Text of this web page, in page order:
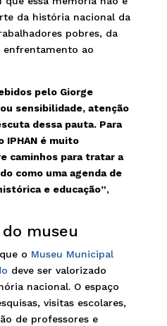
da história nacional da
pobres, da
ao
pelo Giorge
sensibilidade, atenção
dessa pauta. Para
IPHAN é muito
caminhos para tratar a
como uma agenda de
e educação”,
museu
o Museu Municipal
deve ser valorizado
nacional. O espaço
visitas escolares,
de professores e